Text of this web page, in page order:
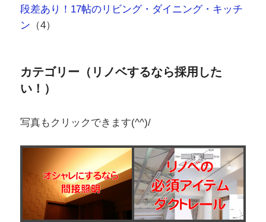
段差あり！17帖のリビング・ダイニング・キッチ
ン （4）
カテゴリー（リノベするなら採用した
い！）
写真もクリックできます(^^)/